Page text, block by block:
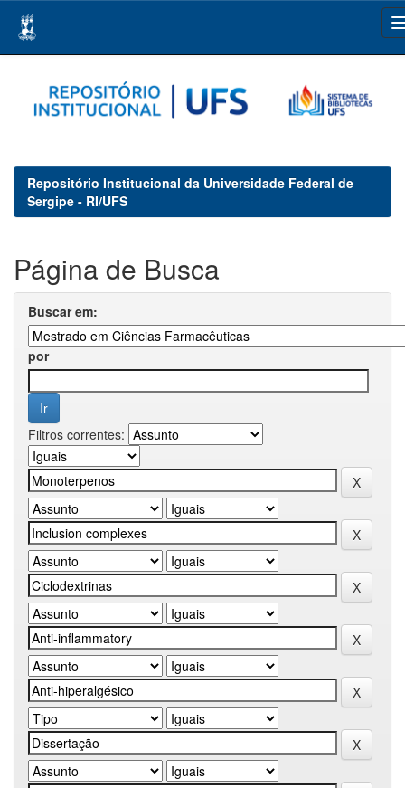
navigation
Repositório Institucional da Universidade Federal de
Sergipe - RI/UFS
Página de Busca
Buscar em:
por
Filtros correntes: